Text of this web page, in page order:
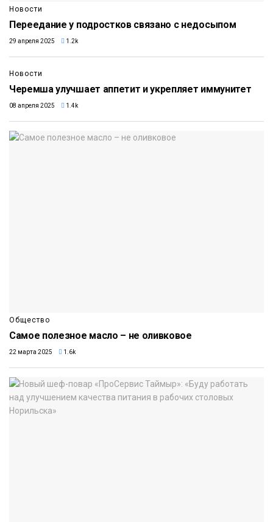
Новости
Переедание у подростков связано с недосыпом
29 апреля 2025 1.2k
Новости
Черемша улучшает аппетит и укрепляет иммунитет
08 апреля 2025 1.4k
Общество
Самое полезное масло – не оливковое
22 марта 2025 1.6k